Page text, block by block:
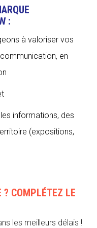
:
à valoriser vos
en
informations, des
(expositions,
? COMPLÉTEZ LE
les meilleurs délais !